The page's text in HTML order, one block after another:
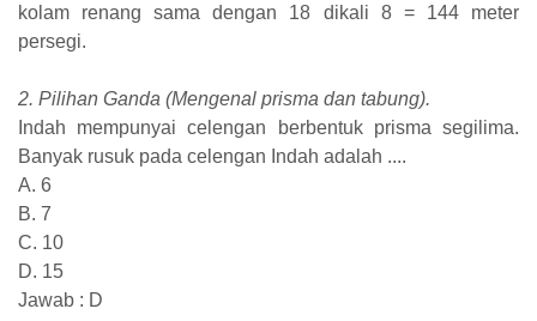
kolam renang sama dengan 18 dikali 8 = 144 meter
persegi.
2. Pilihan Ganda (Mengenal prisma dan tabung).
Indah mempunyai celengan berbentuk prisma segilima.
Banyak rusuk pada celengan Indah adalah ....
A. 6
B. 7
C. 10
D. 15
Jawab : D